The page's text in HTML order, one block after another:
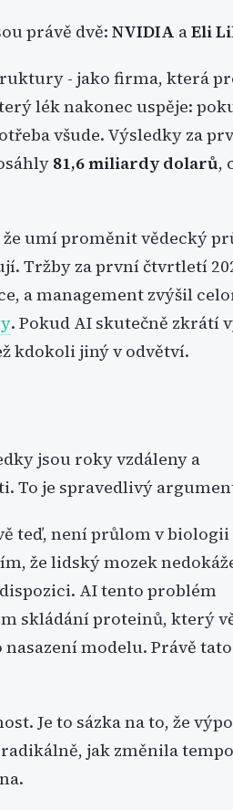
právě dvě: NVIDIA aEli
- jako firma, která
lék nakonec uspěje:
všude. Výsledky za
81,6 miliardy dolarů,
umí proměnit vědecký
Tržby za první čtvrtletí
a management zvýšil
. Pokud AI skutečně zkrátí
kdokoli jiný v odvětví.
jsou roky vzdáleny a
To je spravedlivý
teď, není průlom v biologii
že lidský mozek
AI tento problém
skládání proteinů, který
modelu. Právě tato
Je to sázka na to, že
jak změnila